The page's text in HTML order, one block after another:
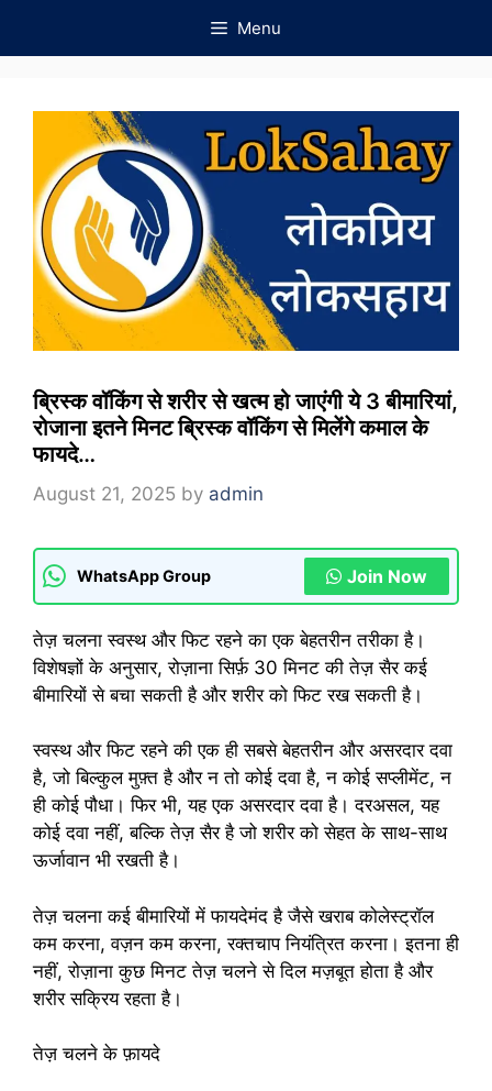
Menu
ब्रिस्क वॉकिंग से शरीर से खत्म हो जाएंगी ये 3 बीमारियां,
रोजाना इतने मिनट ब्रिस्क वॉकिंग से मिलेंगे कमाल के
फायदे…
August 21, 2025 by admin
WhatsApp Group Join Now
तेज़ चलना स्वस्थ और फिट रहने का एक बेहतरीन तरीका है।
विशेषज्ञों के अनुसार, रोज़ाना सिर्फ़ 30 मिनट की तेज़ सैर कई
बीमारियों से बचा सकती है और शरीर को फिट रख सकती है।
स्वस्थ और फिट रहने की एक ही सबसे बेहतरीन और असरदार दवा
है, जो बिल्कुल मुफ़्त है और न तो कोई दवा है, न कोई सप्लीमेंट, न
ही कोई पौधा। फिर भी, यह एक असरदार दवा है। दरअसल, यह
कोई दवा नहीं, बल्कि तेज़ सैर है जो शरीर को सेहत के साथ-साथ
ऊर्जावान भी रखती है।
तेज़ चलना कई बीमारियों में फायदेमंद है जैसे खराब कोलेस्ट्रॉल
कम करना, वज़न कम करना, रक्तचाप नियंत्रित करना। इतना ही
नहीं, रोज़ाना कुछ मिनट तेज़ चलने से दिल मज़बूत होता है और
शरीर सक्रिय रहता है।
तेज़ चलने के फ़ायदे